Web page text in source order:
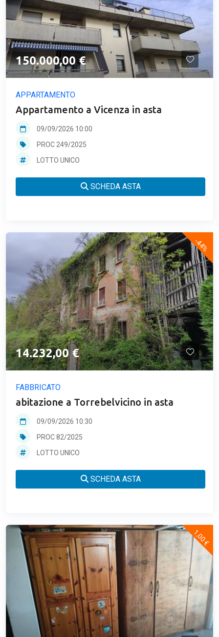
150.000,00 €
APPARTAMENTO
Appartamento a Vicenza in asta
09/09/2026 10:00
PROC 249/2025
LOTTO UNICO
SCHEDA ASTA
-44%
14.232,00 €
FABBRICATO
abitazione a Torrebelvicino in asta
09/09/2026 10:30
PROC 82/2025
LOTTO UNICO
SCHEDA ASTA
1,00 €